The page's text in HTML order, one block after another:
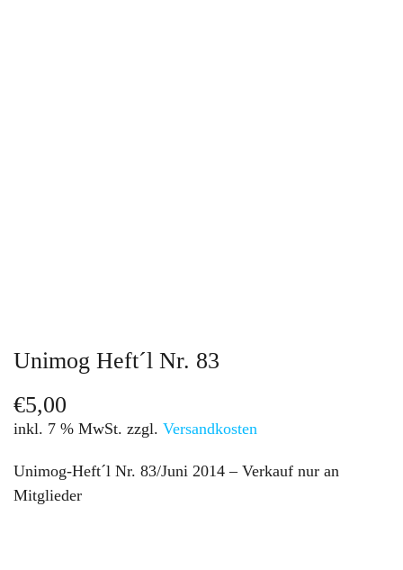
Unimog Heft´l Nr. 83
€5,00
inkl. 7 % MwSt. zzgl. Versandkosten
Unimog-Heft´l Nr. 83/Juni 2014 – Verkauf nur an
Mitglieder